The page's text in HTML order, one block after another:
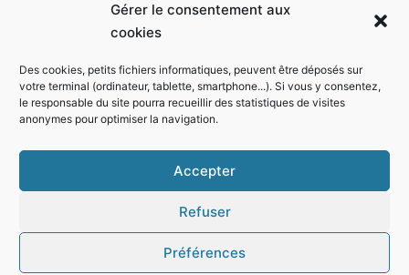
Gérer le consentement aux
cookies
Des cookies, petits fichiers informatiques, peuvent être déposés sur
votre terminal (ordinateur, tablette, smartphone...). Si vous y consentez,
le responsable du site pourra recueillir des statistiques de visites
anonymes pour optimiser la navigation.
Accepter
Refuser
Préférences
Contactez-nous
Horaires d'ouverture de la mairie